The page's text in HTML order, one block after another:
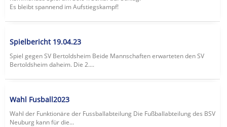
Es bleibt spannend im Aufstiegskampf!
Spielbericht 19.04.23
Spiel gegen SV Bertoldsheim Beide Mannschaften erwarteten den SV
Bertoldsheim daheim. Die 2....
Wahl Fusball2023
Wahl der Funktionäre der Fussballabteilung Die Fußballabteilung des BSV
Neuburg kann für die...